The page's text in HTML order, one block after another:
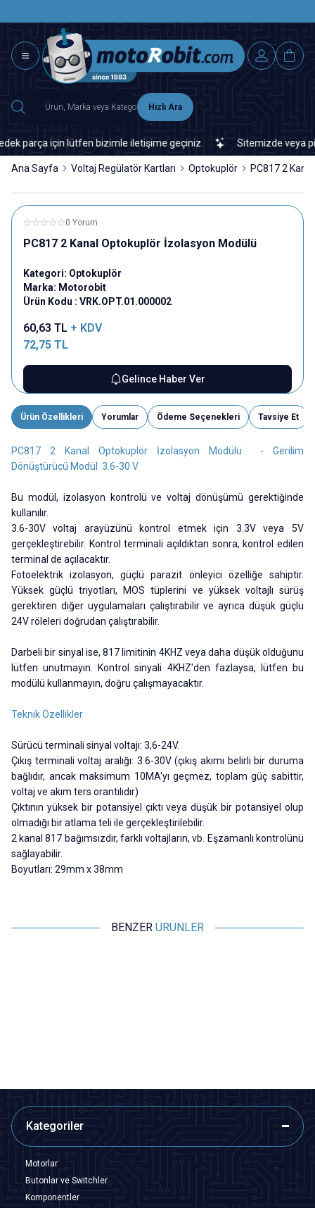
Hızlı Ara
parça için lütfen bizimle iletişime geçiniz. Sitemizde veya
Ana Sayfa Voltaj Regülatör Kartları Optokuplör PC817 2
0 Yorum
PC817 2 Kanal Optokuplör İzolasyon Modülü
Kategori: Optokuplör
Marka: Motorobit
Ürün Kodu : VRK.OPT.01.000002
60,63 TL + KDV
72,75 TL
Gelince Haber Ver
Ürün Özellikleri Yorumlar Ödeme Seçenekleri Tavsiye Et
PC817 2 Kanal Optokuplör İzolasyon Modülü - Gerilim
Dönüştürücü Modül 3.6-30 V
Bu modül, izolasyon kontrolü ve voltaj dönüşümü gerektiğinde
kullanılır.
3.6-30V voltaj arayüzünü kontrol etmek için 3.3V veya 5V
gerçekleştirebilir. Kontrol terminali açıldıktan sonra, kontrol edilen
terminal de açılacaktır.
Fotoelektrik izolasyon, güçlü parazit önleyici özelliğe sahiptir.
Yüksek güçlü triyotları, MOS tüplerini ve yüksek voltajlı sürüş
gerektiren diğer uygulamaları çalıştırabilir ve ayrıca düşük güçlü
24V röleleri doğrudan çalıştırabilir.
Darbeli bir sinyal ise, 817 limitinin 4KHZ veya daha düşük olduğunu
lütfen unutmayın. Kontrol sinyali 4KHZ'den fazlaysa, lütfen bu
modülü kullanmayın, doğru çalışmayacaktır.
Teknik Özellikler
Sürücü terminali sinyal voltajı: 3,6-24V.
Çıkış terminali voltaj aralığı: 3.6-30V (çıkış akımı belirli bir duruma
bağlıdır, ancak maksimum 10MA'yı geçmez, toplam güç sabittir,
voltaj ve akım ters orantılıdır)
Çıktının yüksek bir potansiyel çıktı veya düşük bir potansiyel olup
olmadığı bir atlama teli ile gerçekleştirilebilir.
2 kanal 817 bağımsızdır, farklı voltajların, vb. Eşzamanlı kontrolünü
sağlayabilir.
Boyutları: 29mm x 38mm
BENZER ÜRÜNLER
Kategoriler
Motorlar
Butonlar ve Switchler
Komponentler